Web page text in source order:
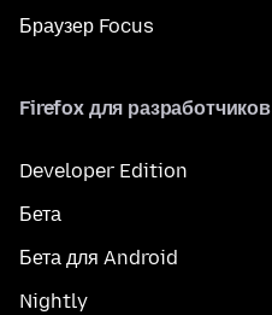
Браузер Focus
Firefox для разработчиков
Developer Edition
Бета
Бета для Android
Nightly